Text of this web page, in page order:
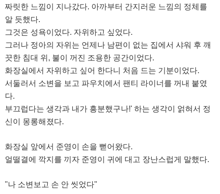
짜릿한 느낌이 지나갔다. 아까부터 간지러운 느낌의 정체를
알 듯했다.
그것은 성욕이었다. 자위하고 싶었다.
그러나 정아의 자위는 언제나 남편이 없는 집에서 샤워 후 깨
끗한 침대 위, 불이 꺼진 조용한 공간이었다.
화장실에서 자위하고 싶어 한다니 처음 드는 기분이었다.
서둘러서 소변을 보고 파우치에서 팬티 라이너를 꺼내 붙였
다.
부끄럽다는 생각과 내가 흥분했구나!' 하는 생각이 얽혀서 정
신이 몽롱해졌다.
화장실 앞에서 준영이 손을 뻗어왔다.
얼떨결에 깍지를 끼자 준영이 귀에 대고 장난스럽게 말했다.
"나 소변보고 손 안 씻었다"